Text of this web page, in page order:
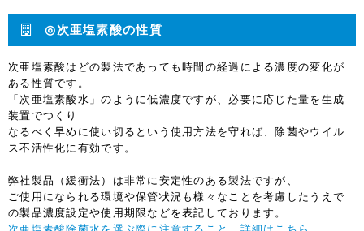
◎次亜塩素酸の性質
次亜塩素酸はどの製法であっても時間の経過による濃度の変化が
ある性質です。
「次亜塩素酸水」のように低濃度ですが、必要に応じた量を生成
装置でつくり
なるべく早めに使い切るという使用方法を守れば、除菌やウイル
ス不活性化に有効です。
弊社製品（緩衝法）は非常に安定性のある製法ですが、
ご使用になられる環境や保管状況も様々なことを考慮したうえで
の製品濃度設定や使用期限などを表記しております。